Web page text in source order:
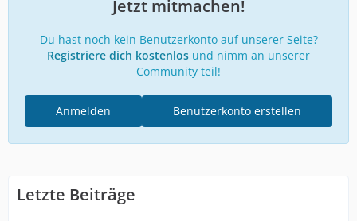
Jetzt mitmachen!
Du hast noch kein Benutzerkonto auf unserer Seite?
Registriere dich kostenlos und nimm an unserer
Community teil!
Benutzerkonto erstellen
Anmelden
Letzte Beiträge